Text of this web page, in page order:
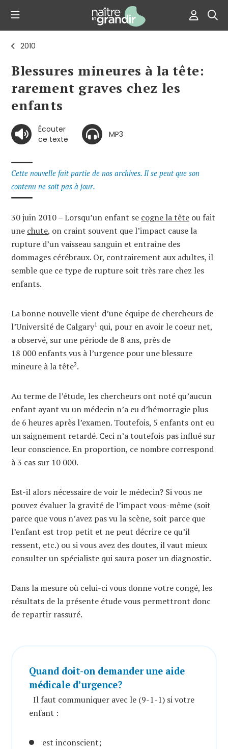
2010
Blessures mineures à la tête:
rarement graves chez les
enfants
Écouter
ce texte
MP3
Cette nouvelle fait partie de nos archives. Il se peut que son
contenu ne soit pas à jour.
30 juin 2010 – Lorsqu’un enfant se cogne la tête ou fait
une chute, on craint souvent que l’impact cause la
rupture d’un vaisseau sanguin et entraîne des
dommages cérébraux. Or, contrairement aux adultes, il
semble que ce type de rupture soit très rare chez les
enfants.
La bonne nouvelle vient d’une équipe de chercheurs de
l’Université de Calgary1 qui, pour en avoir le coeur net,
a observé, sur une période de 8 ans, près de
18 000 enfants vus à l’urgence pour une blessure
mineure à la tête2.
Au terme de l’étude, les chercheurs ont noté qu’aucun
enfant ayant vu un médecin n’a eu d’hémorragie plus
de 6 heures après l’examen. Toutefois, 5 enfants ont eu
un saignement retardé. Ceci n’a toutefois pas influé sur
leur conscience. En proportion, ce nombre correspond
à 3 cas sur 10 000.
Est-il alors nécessaire de voir le médecin? Si vous ne
pouvez évaluer la gravité de l’impact vous-même (soit
parce que vous n’avez pas vu la scène, soit parce que
l’enfant est trop petit et ne peut décrire ce qu’il
ressent, etc.) ou si vous avez des doutes, il vaut mieux
consulter un spécialiste qui saura poser un diagnostic.
Dans la mesure où celui-ci vous donne votre congé, les
résultats de la présente étude vous permettront donc
de repartir rassuré.
Quand doit-on demander une aide
médicale d’urgence?
Il faut communiquer avec le (9-1-1) si votre
enfant :
est inconscient;